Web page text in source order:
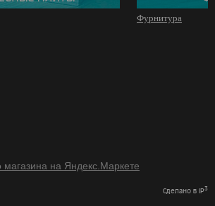
Фурнитура
Сделано в IP3